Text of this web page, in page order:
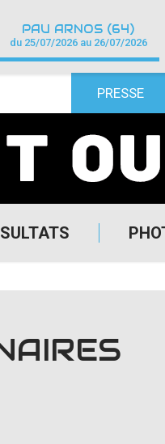
PRESSE
PAU ARNOS (64)
du 25/07/2026 au 26/07/2026